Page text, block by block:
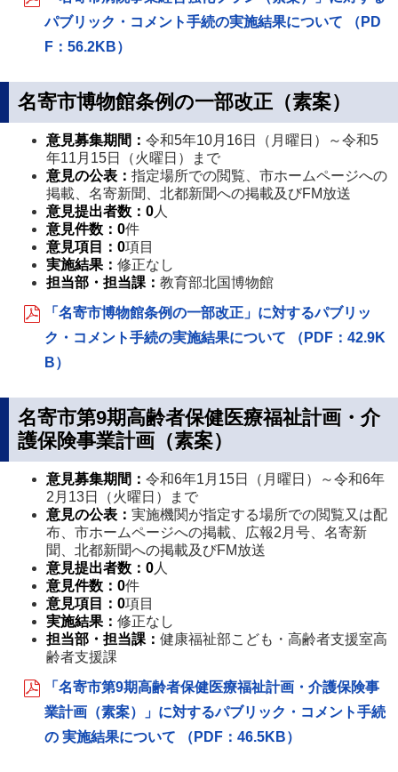
パブリック・コメント手続の実施結果について （PD
F：56.2KB）
名寄市博物館条例の一部改正（素案）
意見募集期間： 令和5年10月16日（月曜日）～令和5
年11月15日（火曜日）まで
意見の公表： 指定場所での閲覧、市ホームページへの
掲載、名寄新聞、北都新聞への掲載及びFМ放送
意見提出者数 ： 0 人
意見件数 ：0件
意見項目
：0項目
実施結果： 修正なし
担当部・担当課 ： 教育部北国博物館
「名寄市博物館条例の一部改正」に対するパブリッ
ク・コメント手続の実施結果について （PDF：42.9K
B）
名寄市第9期高齢者保健医療福祉計画・介
護保険事業計画（素案）
意見募集期間： 令和6年1月15日（月曜日）～令和6年
2月13日（火曜日）まで
意見の公表： 実施機関が指定する場所での閲覧又は配
布、市ホームページへの掲載、広報2月号、名寄新
聞、北都新聞への掲載及びFM放送
意見提出者数 ： 0 人
意見件数 ：0件
意見項目
：0項目
実施結果： 修正なし
担当部・担当課 ： 健康福祉部こども・高齢者支援室高
齢者支援課
「名寄市第9期高齢者保健医療福祉計画・介護保険事
業計画（素案）」に対するパブリック・コメント手続
の 実施結果について （PDF：46.5KB）